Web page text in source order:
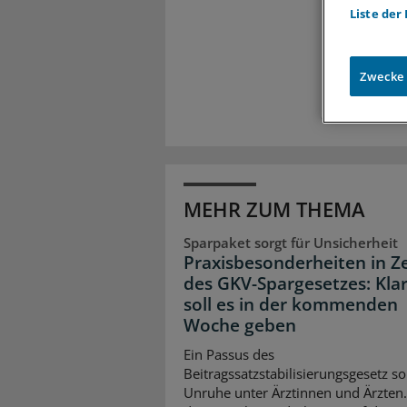
MEHR ZUM THEMA
Sparpaket sorgt für Unsicherheit
Praxisbesonderheiten in
des GKV-Spargesetzes:
soll es in der kommenden
Woche geben
Ein Passus des
Beitragssatzstabilisierungsgesetz
Unruhe unter Ärztinnen und
Liste